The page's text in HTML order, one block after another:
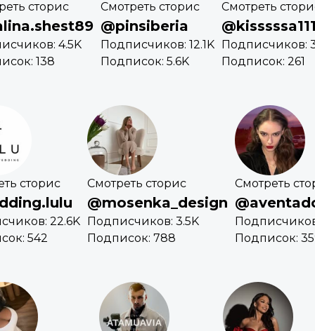
сторис
4.5K
138
Смотреть сторис
@pinsiberia
Подписчиков: 12.1K
Подписок: 5.6K
Смотреть
Подписчиков:
Подписок: 261
сторис
22.6K
542
Смотреть сторис
@mosenka_design
Подписчиков: 3.5K
Подписок: 788
Смотреть
Подписок: